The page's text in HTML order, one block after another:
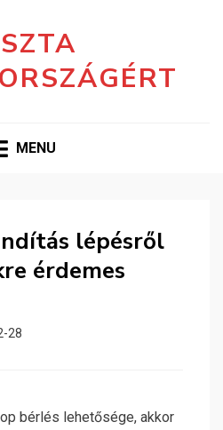
MENU
lépésről
érdemes
28
bérlés lehetősége, akkor